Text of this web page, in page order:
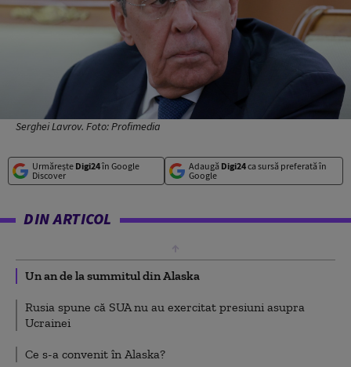
Serghei Lavrov. Foto: Profimedia
Urmărește Digi24în Google
Discover
Adaugă Digi24ca sursă preferată în
Google
DIN ARTICOL
Un an de la summitul din Alaska
Rusia spune că SUA nu au exercitat presiuni asupra
Ucrainei
Ce s-a convenit în Alaska?